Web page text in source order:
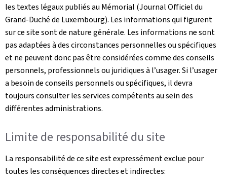
les textes légaux publiés au Mémorial (Journal Officiel du
Grand-Duché de Luxembourg). Les informations qui figurent
sur ce site sont de nature générale. Les informations ne sont
pas adaptées à des circonstances personnelles ou spécifiques
et ne peuvent donc pas être considérées comme des conseils
personnels, professionnels ou juridiques à l’usager. Si l’usager
a besoin de conseils personnels ou spécifiques, il devra
toujours consulter les services compétents au sein des
différentes administrations.
Limite de responsabilité du site
La responsabilité de ce site est expressément exclue pour
toutes les conséquences directes et indirectes: